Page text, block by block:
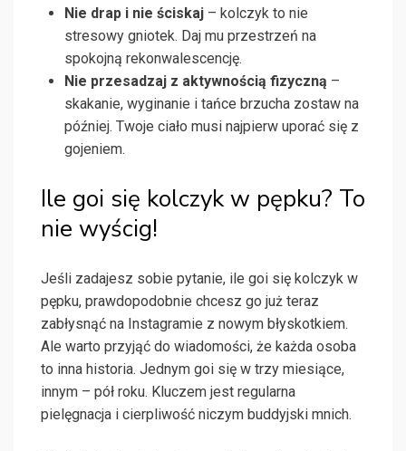
Nie drap i nie ściskaj – kolczyk to nie
stresowy gniotek. Daj mu przestrzeń na
spokojną rekonwalescencję.
Nie przesadzaj z aktywnością fizyczną –
skakanie, wyginanie i tańce brzucha zostaw na
później. Twoje ciało musi najpierw uporać się z
gojeniem.
Ile goi się kolczyk w pępku? To
nie wyścig!
Jeśli zadajesz sobie pytanie, ile goi się kolczyk w
pępku, prawdopodobnie chcesz go już teraz
zabłysnąć na Instagramie z nowym błyskotkiem.
Ale warto przyjąć do wiadomości, że każda osoba
to inna historia. Jednym goi się w trzy miesiące,
innym – pół roku. Kluczem jest regularna
pielęgnacja i cierpliwość niczym buddyjski mnich.